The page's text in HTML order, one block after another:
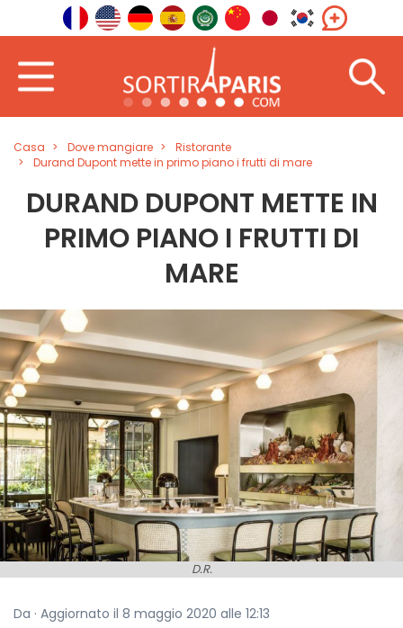
Casa Dove mangiare
Ristorante
Durand Dupont mette in primo piano i frutti di mare
DURAND DUPONT METTE IN
PRIMO PIANO I FRUTTI DI
MARE
D.R.
Da · Aggiornato il 8 maggio 2020 alle 12:13